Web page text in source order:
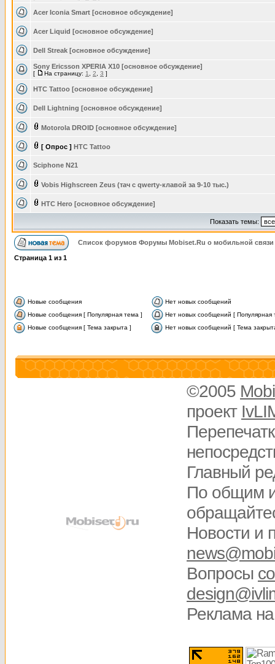
Acer Iconia Smart [основное обсуждение]
Acer Liquid [основное обсуждение]
Dell Streak [основное обсуждение]
Sony Ericsson XPERIA X10 [основное обсуждение]
[ На страницу: 1 2 3 ]
HTC Tattoo [основное обсуждение]
Dell Lightning [основное обсуждение]
Motorola DROID [основное обсуждение]
[ Опрос ] HTC Tattoo
Sciphone N21
Vobis Highscreen Zeus (тач с qwerty-клавой за 9-10 тыс.)
HTC Hero [основное обсуждение]
Показать темы:
Список форумов Форумы Mobiset.Ru о мобильной связи
Страница 1 из 1
Новые сообщения
Нет новых сообщений
Новые сообщения [ Популярная тема ]
Нет новых сообщений [ Популярная
Новые сообщения [ Тема закрыта ]
Нет новых сообщений [ Тема
©2005
проект
Главный
По общим
Новости и
Вопросы
Реклама